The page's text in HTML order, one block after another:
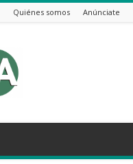
Quiénes somos Anúnciate